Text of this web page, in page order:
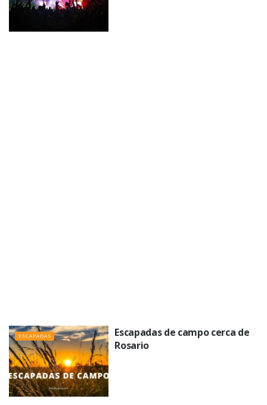
ESCAPADAS
Escapadas de campo cerca de
Rosario